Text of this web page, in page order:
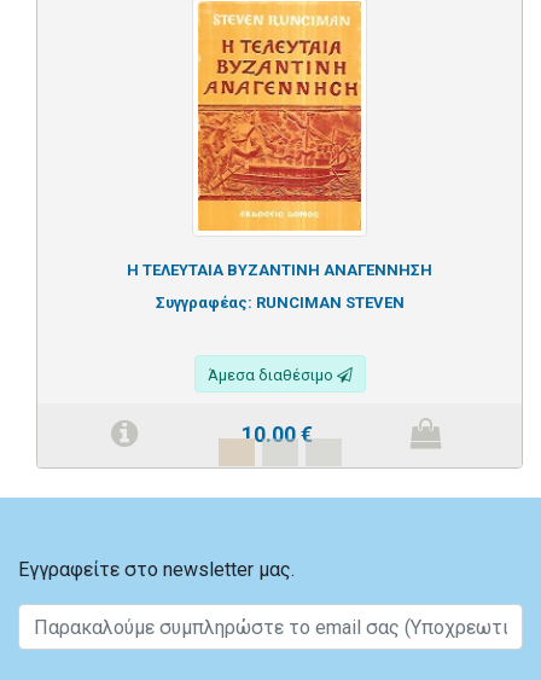
Η ΤΕΛΕΥΤΑΙΑ ΒΥΖΑΝΤΙΝΗ ΑΝΑΓΕΝΝΗΣΗ
Συγγραφέας: RUNCIMAN STEVEN
Άμεσα διαθέσιμο
10.00€
Εγγραφείτε στο newsletter μας.